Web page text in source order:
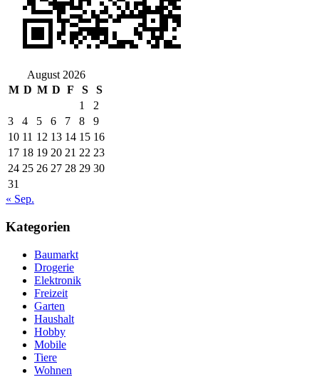
August 2026
M D M D F S
S
1
2
3
4 5 6 7 8
9
10 11 12 13 14 15 16
17 18 19 20 21 22 23
24 25 26 27 28 29 30
31
« Sep.
Kategorien
Baumarkt
Drogerie
Elektronik
Freizeit
Garten
Haushalt
Hobby
Mobile
Tiere
Wohnen